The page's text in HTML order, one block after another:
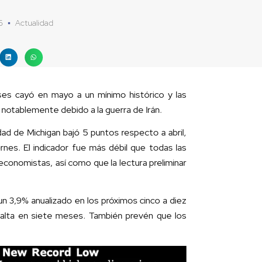
Actualidad
cayó en mayo a un mínimo histórico y las
debido a la guerra de Irán.
de Michigan bajó 5 puntos respecto a abril,
El indicador fue más débil que todas las
así como que la lectura preliminar
3,9% anualizado en los próximos cinco a diez
en siete meses. También prevén que los